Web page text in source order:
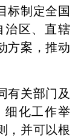
标制定全国
治区、直辖
方案，推动
有关部门及
细化工作举
，并可以根